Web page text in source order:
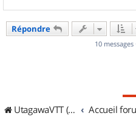
Répondre
10 messages
UtagawaVTT (Randos VTT et VTTAE avec traces GPS) Accueil